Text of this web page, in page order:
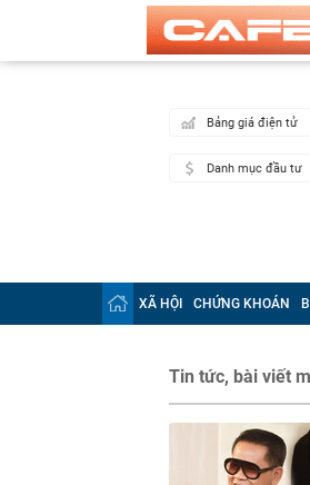
Bảng giá điện tử
Danh mục đầu tư
XÃ HỘI CHỨNG KHOÁN
Tin tức, bài viết